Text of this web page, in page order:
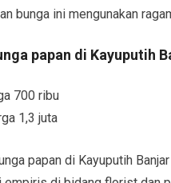
bunga ini mengunakan
papan di Kayuputih
700 ribu
1,3 juta
papan di Kayuputih